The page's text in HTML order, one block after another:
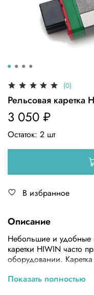
(0)
Рельсовая каретка
3 050 ₽
Остаток: 2 шт
В избранное
Описание
Небольшие и удобные
каретки HIWIN часто
оборудовании.
полностью из
шарики и их фиксатор.
Показать полностью